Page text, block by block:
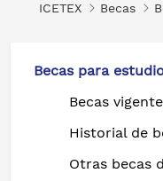
ICETEX Becas
Becas para
Becas
Historial de
Otras becas